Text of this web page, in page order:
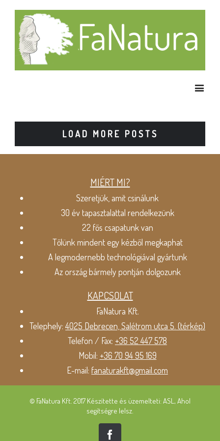
LOAD MORE POSTS
MIÉRT MI?
Szeretjük, amit csinálunk
30 év tapasztalattal rendelkezünk
22 fős csapatunk van
Tőlünk mindent egy kézből megkaphat
A legmodernebb technológiával gyártunk
Az ország bármely pontján dolgozunk
KAPCSOLAT
FaNatura Kft.
Telephely:4025 Debrecen, Salétrom utca 5. (térkép)
Telefon / Fax: +36 52 447 578
Mobil: +36 70 94 95 169
E-mail: fanaturakft@gmail.com
© FaNatura Kft. 2017 Készítette és üzemelteti: ASL, Ahol
segítségre lelsz.